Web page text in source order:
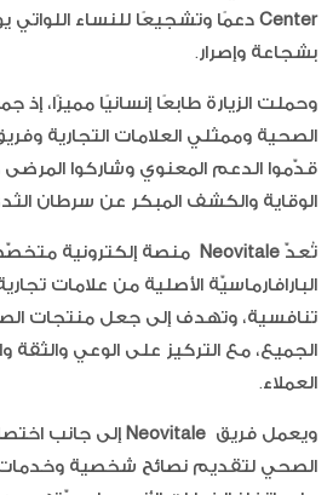
Center دعمًا وتشجيعًا للنساء
بشجاعة وإصرار.
وحملت الزيارة طابعًا إنسانيًا مميزًا،
قدّموا الدعم المعنوي وشاركوا
الوقاية والكشف المبكر عن سرطان
تُعدّNeovitale منصة إلكترونية
البارافارماسيّة الأصلية من علامات
تنافسية، وتهدف إلى جعل منتجات
الجميع، مع التركيز على الوعي والثقة
العملاء.
ويعمل فريق Neovitale
إلى جانب
الصحي لتقديم نصائح شخصية وخدمات